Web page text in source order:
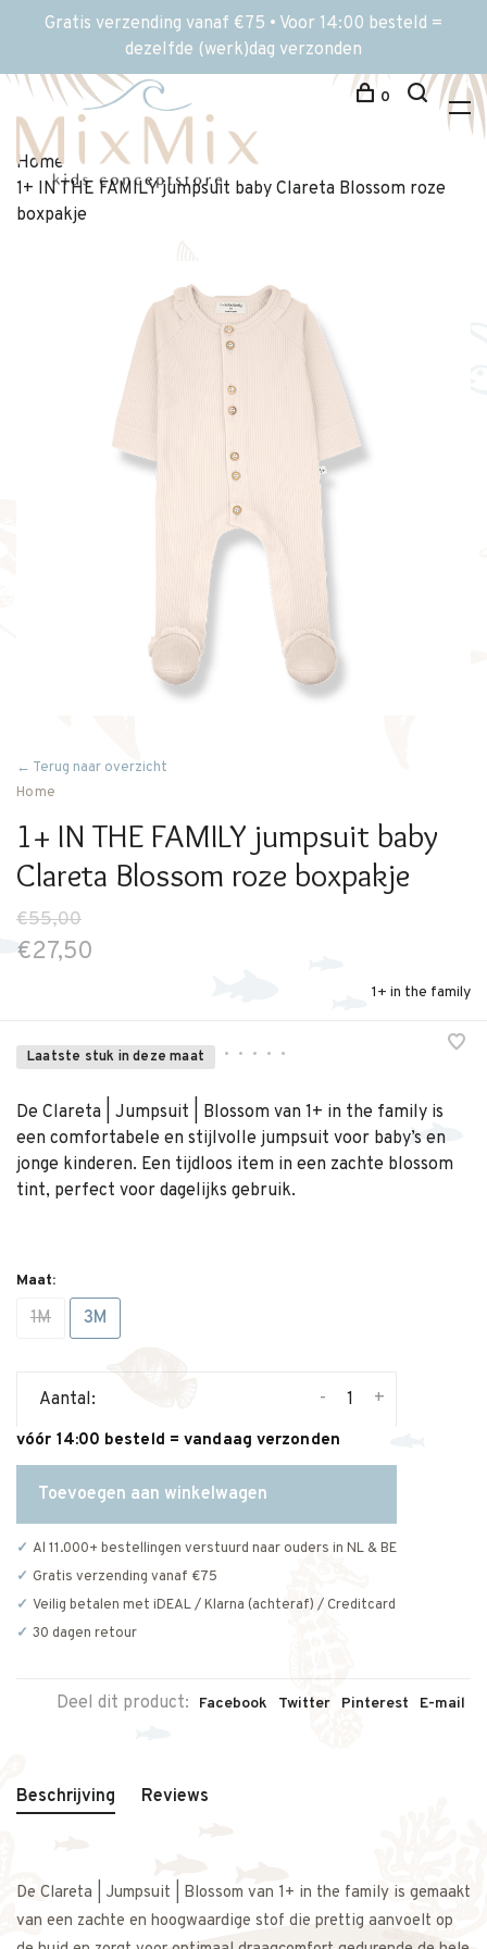
Gratis verzending vanaf €75 • Voor 14:00 besteld =
dezelfde (werk)dag verzonden
0
Home
1+ IN THE FAMILY jumpsuit baby Clareta Blossom roze
boxpakje
← Terug naar overzicht
Home
1+ IN THE FAMILY jumpsuit baby
Clareta Blossom roze boxpakje
€55,00
€27,50
1+ in the family
Laatste stuk in deze maat • • • • •
De Clareta | Jumpsuit | Blossom van 1+ in the family is
een comfortabele en stijlvolle jumpsuit voor baby’s en
jonge kinderen. Een tijdloos item in een zachte blossom
tint, perfect voor dagelijks gebruik.
Maat:
1M 3M
Aantal: +
-
vóór 14:00 besteld = vandaag verzonden
Toevoegen aan winkelwagen
Al 11.000+ bestellingen verstuurd naar ouders in NL & BE
Gratis verzending vanaf €75
Veilig betalen met iDEAL / Klarna (achteraf) / Creditcard
30 dagen retour
Deel dit product: Facebook Twitter Pinterest E-mail
Beschrijving Reviews
De Clareta | Jumpsuit | Blossom van 1+ in the family is gemaakt
van een zachte en hoogwaardige stof die prettig aanvoelt op